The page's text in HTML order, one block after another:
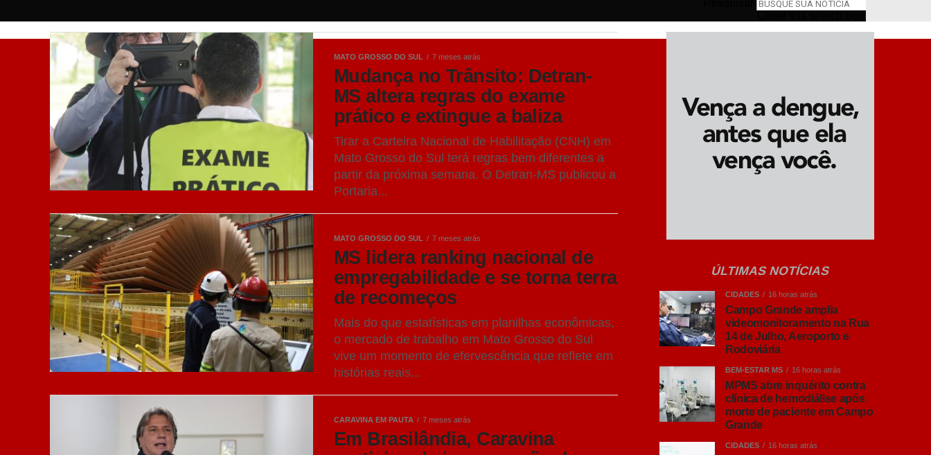
MATO GROSSO DO SUL 7 meses atrás
Mudança no Trânsito: Detran-
MS altera regras do exame
prático e extingue a baliza
Tirar a Carteira Nacional de Habilitação (CNH) em
Mato Grosso do Sul terá regras bem diferentes a
partir da próxima semana. O Detran-MS publicou a
Portaria...
MATO GROSSO DO SUL 7 meses atrás
MS lidera ranking nacional de
empregabilidade e se torna terra
de recomeços
Mais do que estatísticas em planilhas econômicas,
o mercado de trabalho em Mato Grosso do Sul
vive um momento de efervescência que reflete em
histórias reais...
CARAVINA EM PAUTA 7 meses atrás
Em Brasilândia, Caravina
ÚLTIMAS NOTÍCIAS
CIDADES 16 horas atrás
Campo Grande amplia
videomonitoramento na Rua
14 de Julho, Aeroporto e
Rodoviária
BEM-ESTAR MS 16 horas atrás
MPMS abre inquérito contra
clínica de hemodiálise após
morte de paciente em Campo
Grande
CIDADES 16 horas atrás